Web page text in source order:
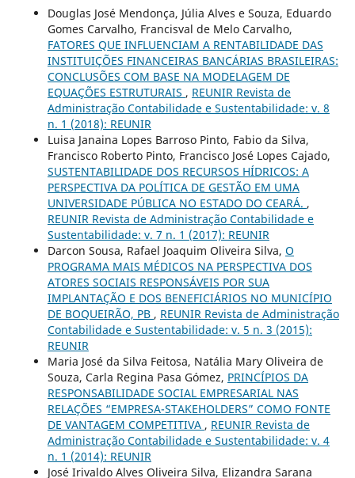
Douglas José Mendonça, Júlia Alves e Souza, Eduardo
Gomes Carvalho, Francisval de Melo Carvalho,
FATORES QUE INFLUENCIAM A RENTABILIDADE DAS
INSTITUIÇÕES FINANCEIRAS BANCÁRIAS BRASILEIRAS:
CONCLUSÕES COM BASE NA MODELAGEM DE
EQUAÇÕES ESTRUTURAIS , REUNIR Revista de
Administração Contabilidade e Sustentabilidade: v. 8
n. 1 (2018): REUNIR
Luisa Janaina Lopes Barroso Pinto, Fabio da Silva,
Francisco Roberto Pinto, Francisco José Lopes Cajado,
SUSTENTABILIDADE DOS RECURSOS HÍDRICOS: A
PERSPECTIVA DA POLÍTICA DE GESTÃO EM UMA
UNIVERSIDADE PÚBLICA NO ESTADO DO CEARÁ. ,
REUNIR Revista de Administração Contabilidade e
Sustentabilidade: v. 7 n. 1 (2017): REUNIR
Darcon Sousa, Rafael Joaquim Oliveira Silva, O
PROGRAMA MAIS MÉDICOS NA PERSPECTIVA DOS
ATORES SOCIAIS RESPONSÁVEIS POR SUA
IMPLANTAÇÃO E DOS BENEFICIÁRIOS NO MUNICÍPIO
DE BOQUEIRÃO, PB , REUNIR Revista de Administração
Contabilidade e Sustentabilidade: v. 5 n. 3 (2015):
REUNIR
Maria José da Silva Feitosa, Natália Mary Oliveira de
Souza, Carla Regina Pasa Gómez, PRINCÍPIOS DA
RESPONSABILIDADE SOCIAL EMPRESARIAL NAS
RELAÇÕES “EMPRESA-STAKEHOLDERS” COMO FONTE
DE VANTAGEM COMPETITIVA , REUNIR Revista de
Administração Contabilidade e Sustentabilidade: v. 4
n. 1 (2014): REUNIR
José Irivaldo Alves Oliveira Silva, Elizandra Sarana